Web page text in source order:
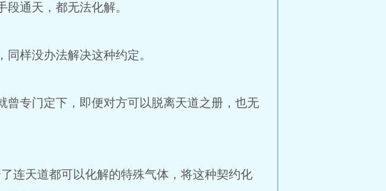
通天，都无法化解。
样没办法解决这种约定。
专门定下，即便对方可以脱离天道之册，也无
天道都可以化解的特殊气体，将这种契约化